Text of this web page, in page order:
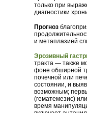
только при
диагностики
Прогноз
и метаплазией
Эрозивный
тракта — также
фоне обширной
почечной или
состоянии, и
возможным;
(гематемезис)
время